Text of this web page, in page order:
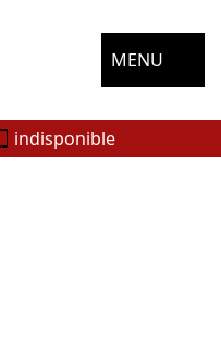
MENU
indisponible